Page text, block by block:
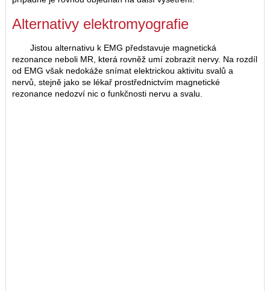
Alternativy elektromyografie
Jistou alternativu k EMG představuje magnetická
rezonance neboli MR, která rovněž umí zobrazit nervy. Na rozdíl
od EMG však nedokáže snímat elektrickou aktivitu svalů a
nervů, stejně jako se lékař prostřednictvím magnetické
rezonance nedozví nic o funkčnosti nervu a svalu.